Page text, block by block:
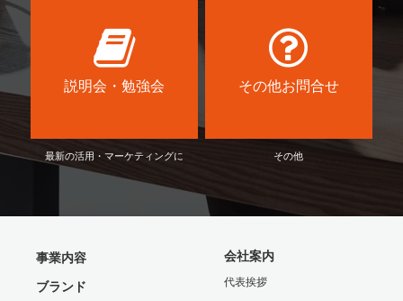
説明会・勉強会
最新の活用・マーケティングに
その他お問合せ
その他
事業内容
ブランド
会社案内
代表挨拶